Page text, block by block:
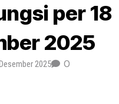
per 18
2025
2025 0